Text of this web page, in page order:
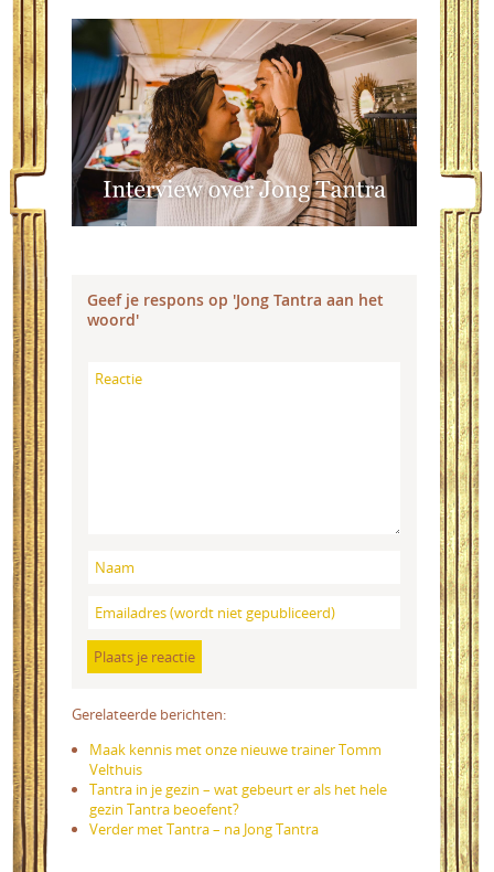
Geef je respons op 'Jong Tantra aan het
woord'
Gerelateerde berichten:
Maak kennis met onze nieuwe trainer Tomm
Velthuis
Tantra in je gezin – wat gebeurt er als het hele
gezin Tantra beoefent?
Verder met Tantra – na Jong Tantra